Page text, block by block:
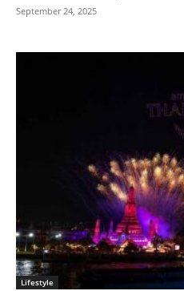
September 24, 2025
Lifestyle